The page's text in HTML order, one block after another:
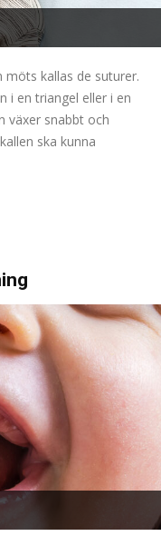
möts kallas de suturer.
i en triangel eller i en
växer snabbt och
ska kunna